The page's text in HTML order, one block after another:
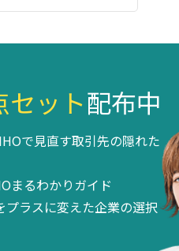
セット配布中
で見直す取引先の隠れた
まるわかりガイド
プラスに変えた企業の選択